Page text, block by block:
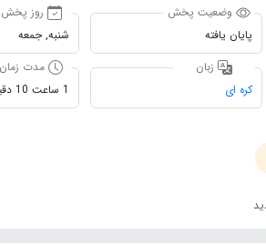
وضعیت پخش
پایان یافته
روز پخش
شنبه, جمعه
زبان
کره ای
مدت زمان
1 ساعت 10 دقیقه